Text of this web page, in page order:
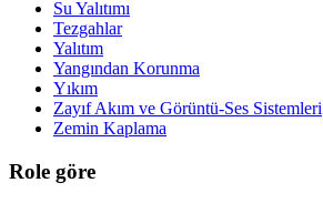
Su Yalıtımı
Tezgahlar
Yalıtım
Yangından Korunma
Yıkım
Zayıf Akım ve Görüntü-Ses Sistemleri
Zemin Kaplama
Role göre